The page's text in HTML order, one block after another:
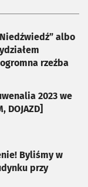
albo
rzeźba
2023 we
DOJAZD]
Byliśmy w
przy